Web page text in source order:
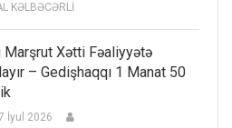
KƏLBƏCƏRLİ
Marşrut Xətti Fəaliyyətə
– Gedişhaqqı 1 Manat 50
İyul 2026